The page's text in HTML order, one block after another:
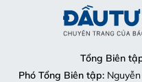
Tổng Biên
Phó Tổng Biên tập:Nguyễn